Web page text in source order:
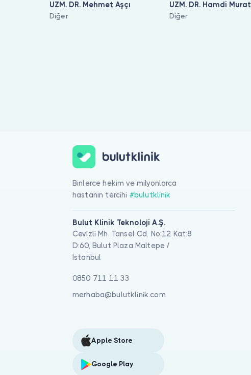
UZM. DR. Mehmet Aşçı
Diğer
UZM. DR. Hamdi Murat
Yıldırım
Diğer
Binlerce hekim ve milyonlarca
hastanın tercihi #bulutklinik
Bulut Klinik Teknoloji A.Ş.
Cevizli Mh. Tansel Cd. No:12 Kat:8
D:60, Bulut Plaza Maltepe /
İstanbul
0850 711 11 33
merhaba@bulutklinik.com
Apple Store
Google Play